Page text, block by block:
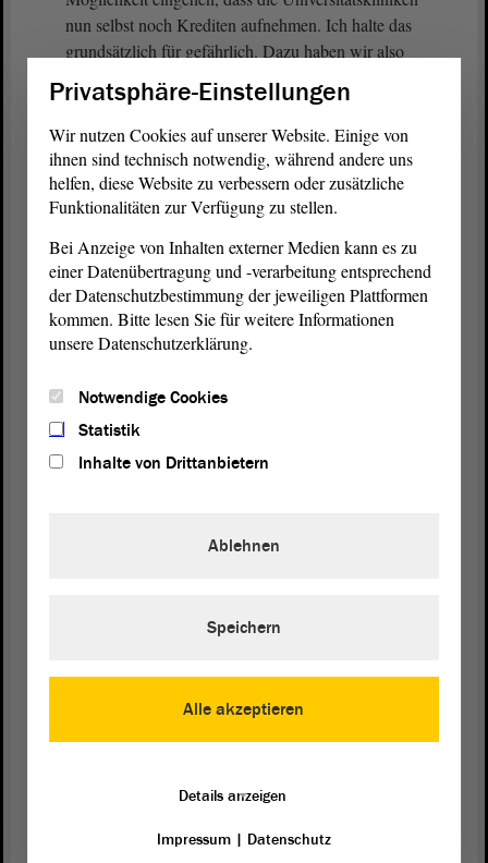
nun selbst noch Krediten aufnehmen. Ich halte das
grundsätzlich für gefährlich. Dazu haben wir also
sehe, dass das am Ende auch wieder beim Land
hängen bleibt und dass am Ende das Land diese
Kredite bezahlen muss. Das wäre nur eine
Verschiebung vom Kernhaushalt in die Bereiche
der Universitätskliniken. Darüber sollten wir noch
Außerdem möchte ich noch erwähnen, dass sich die
Universitätskliniken aktuell nicht darüber
beschweren können, dass sie zu wenig Geld vom
Investition in Magdeburg sehen, sehen wir, dass da
wir darüber noch mal diskutieren.
sie untereinander stärker kooperieren und dass wir
Doppelstrukturen. Gerade bei Spezialisierungen
hinbekommen, dass es unterschiedliche
Schwerpunkte gibt, dass diese sinnvoll gesetzt
ein Punkt, über den wir im Rahmen dieser
Behandlungen noch diskutieren wollen und zu dem
Privatsphäre-Einstellungen
Wir nutzen Cookies auf unserer Website. Einige von
ihnen sind technisch notwendig, während andere uns
helfen, diese Website zu verbessern oder zusätzliche
Funktionalitäten zur Verfügung zu stellen.
Bei Anzeige von Inhalten externer Medien kann es zu
einer Datenübertragung und -verarbeitung entsprechend
der Datenschutzbestimmung der jeweiligen Plattformen
kommen. Bitte lesen Sie für weitere Informationen
unsere Datenschutzerklärung.
Notwendige Cookies
Statistik
Inhalte von Drittanbietern
Alle akzeptieren
Ablehnen
Speichern
Details anzeigen
Impressum| Datenschutz